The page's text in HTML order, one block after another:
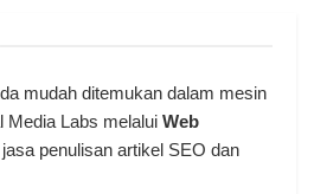
mudah ditemukan dalam mesin
Media Labs melalui Web
penulisan artikel SEO dan